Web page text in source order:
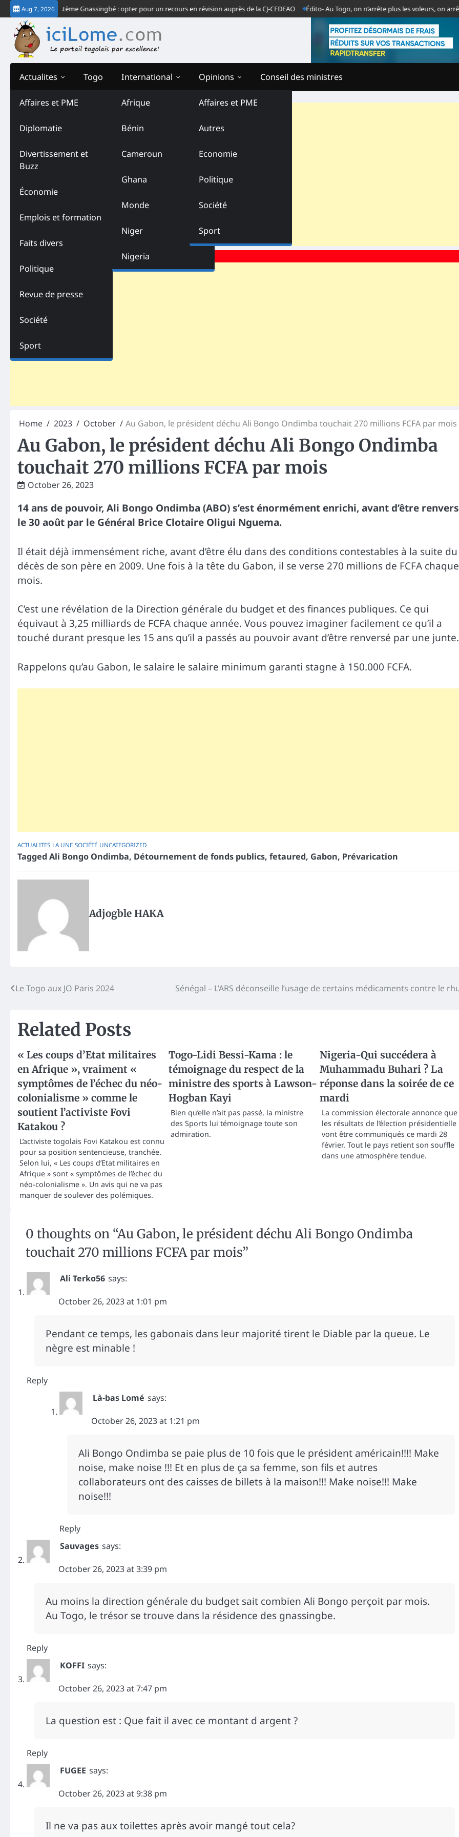
Skip
to
content
Aug 7, 2026
du système Gnassingbé : opter pour un recours en révision auprès de la CJ-CEDEAO Édito- Au Togo, on n’arrête plus les voleurs, on arrête les
Actualites
Affaires et PME
Diplomatie
Divertissement et
Buzz
Économie
Emplois et formation
Faits divers
Politique
Revue de presse
Société
Sport
Togo International
Afrique
Bénin
Cameroun
Ghana
Monde
Niger
Nigeria
Opinions
Affaires et PME
Autres
Economie
Politique
Société
Sport
Conseil des ministres
Home 2023 October Au Gabon, le président déchu Ali Bongo Ondimba touchait 270 millions FCFA par mois
Au Gabon, le président déchu Ali Bongo Ondimba
touchait 270 millions FCFA par mois
October 26, 2023
14 ans de pouvoir, Ali Bongo Ondimba (ABO) s’est énormément enrichi, avant d’être
le 30 août par le Général Brice Clotaire Oligui Nguema.
Il était déjà immensément riche, avant d’être élu dans des conditions contestables à la suite du
décès de son père en 2009. Une fois à la tête du Gabon, il se verse 270 millions de FCFA chaque
mois.
C’est une révélation de la Direction générale du budget et des finances publiques. Ce qui
équivaut à 3,25 milliards de FCFA chaque année. Vous pouvez imaginer facilement ce qu’il a
touché durant presque les 15 ans qu’il a passés au pouvoir avant d’être renversé par une junte.
Rappelons qu’au Gabon, le salaire le salaire minimum garanti stagne à 150.000 FCFA.
ACTUALITES LA UNE SOCIÉTÉ UNCATEGORIZED
Tagged Ali Bongo Ondimba, Détournement de fonds publics, fetaured, Gabon, Prévarication
Adjogble HAKA
Post
Le Togo aux JO Paris 2024 Sénégal – L’ARS déconseille l’usage de certains médicaments contre le
Related Posts
« Les coups d’Etat militaires
en Afrique », vraiment «
symptômes de l’échec du néo-
colonialisme » comme le
soutient l’activiste Fovi
Katakou ?
L’activiste togolais Fovi Katakou est connu
pour sa position sentencieuse, tranchée.
Selon lui, « Les coups d’Etat militaires en
Afrique » sont « symptômes de l’échec du
néo-colonialisme ». Un avis qui ne va pas
manquer de soulever des polémiques.
Togo-Lidi Bessi-Kama : le
témoignage du respect de la
ministre des sports à Lawson-
Hogban Kayi
Bien qu’elle n’ait pas passé, la ministre
des Sports lui témoignage toute son
admiration.
Nigeria-Qui succédera à
Muhammadu Buhari ? La
réponse dans la soirée de ce
mardi
La commission électorale annonce que
les résultats de l’élection présidentielle
vont être communiqués ce mardi 28
février. Tout le pays retient son souffle
dans une atmosphère tendue.
0 thoughts on “Au Gabon, le président déchu Ali Bongo Ondimba
touchait 270 millions FCFA par mois”
Ali Terko56 says:
October 26, 2023 at 1:01 pm
Pendant ce temps, les gabonais dans leur majorité tirent le Diable par la queue. Le
nègre est minable !
Reply
Là-bas Lomé says:
October 26, 2023 at 1:21 pm
Ali Bongo Ondimba se paie plus de 10 fois que le président américain!!!! Make
noise, make noise !!! Et en plus de ça sa femme, son fils et autres
collaborateurs ont des caisses de billets à la maison!!! Make noise!!! Make
noise!!!
Reply
Sauvages says:
October 26, 2023 at 3:39 pm
Au moins la direction générale du budget sait combien Ali Bongo perçoit par mois.
Au Togo, le trésor se trouve dans la résidence des gnassingbe.
Reply
KOFFI says:
October 26, 2023 at 7:47 pm
La question est : Que fait il avec ce montant d argent ?
Reply
FUGEE says:
October 26, 2023 at 9:38 pm
Il ne va pas aux toilettes après avoir mangé tout cela?